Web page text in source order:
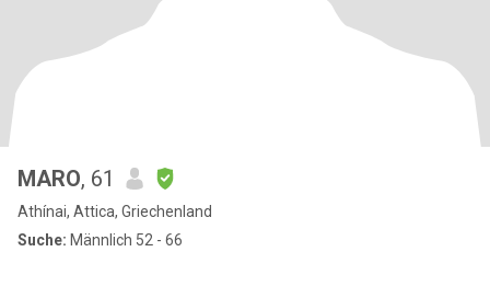
MARO, 61
Athínai, Attica, Griechenland
Suche: Männlich 52 - 66